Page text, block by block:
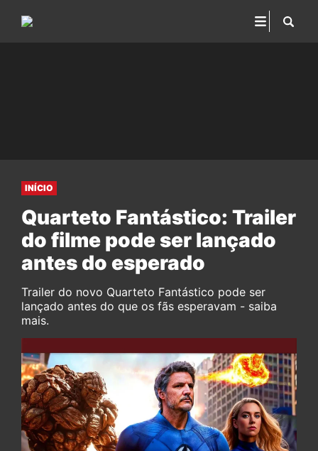
INÍCIO
Quarteto Fantástico: Trailer
do filme pode ser lançado
antes do esperado
Trailer do novo Quarteto Fantástico pode ser
lançado antes do que os fãs esperavam - saiba
mais.